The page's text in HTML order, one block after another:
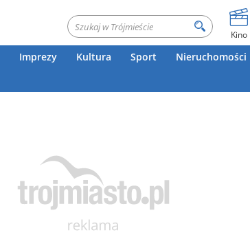
Kino
Imprezy Kultura Sport Nieruchomości